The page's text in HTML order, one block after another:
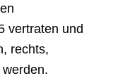
vertraten und
rechts,
werden.